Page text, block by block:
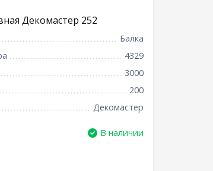
Декомастер 252
Балка
4329
3000
200
Декомастер
В наличии